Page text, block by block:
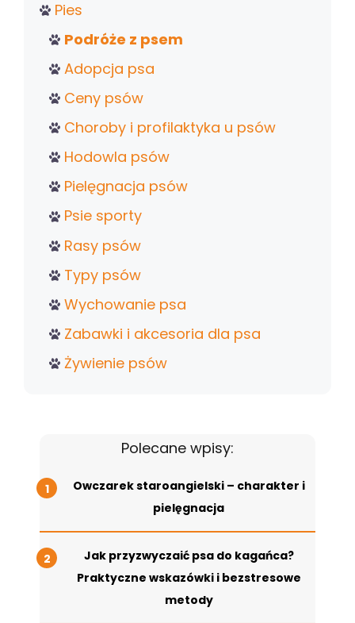
Pies
Podróże z psem
Adopcja psa
Ceny psów
Choroby i profilaktyka u psów
Hodowla psów
Pielęgnacja psów
Psie sporty
Rasy psów
Typy psów
Wychowanie psa
Zabawki i akcesoria dla psa
Żywienie psów
Polecane wpisy:
Owczarek staroangielski – charakter i
pielęgnacja
Jak przyzwyczaić psa do kagańca?
Praktyczne wskazówki i bezstresowe
metody